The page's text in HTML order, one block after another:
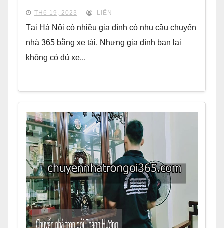
TH6 19, 2023 LIÊN
Tại Hà Nội có nhiều gia đình có nhu cầu chuyển
nhà 365 bằng xe tải. Nhưng gia đình bạn lại
không có đủ xe...